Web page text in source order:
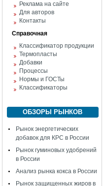
Реклама на сайте
Для авторов
Контакты
Справочная
Классификатор продукции
Термопласты
Добавки
Процессы
Нормы и ГОСТы
Классификаторы
ОБЗОРЫ РЫНКОВ
Рынок энергетических
добавок для КРС в России
Рынок гуминовых удобрений
в России
Анализ рынка кокса в России
Рынок защищенных жиров в